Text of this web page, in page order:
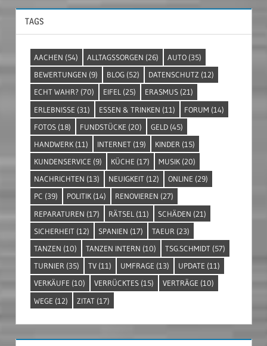
TAGS
AACHEN (54) ALLTAGSSORGEN (26) AUTO (35)
BEWERTUNGEN (9) BLOG (52) DATENSCHUTZ (12)
ECHT WAHR? (70) EIFEL (25) ERASMUS (21)
ERLEBNISSE (31) ESSEN & TRINKEN (11) FORUM (14)
FOTOS (18) FUNDSTÜCKE (20) GELD (45)
HANDWERK (11) INTERNET (19) KINDER (15)
KUNDENSERVICE (9) KÜCHE (17) MUSIK (20)
NACHRICHTEN (13) NEUIGKEIT (12) ONLINE (29)
PC (39) POLITIK (14) RENOVIEREN (27)
REPARATUREN (17) RÄTSEL (11) SCHÄDEN (21)
SICHERHEIT (12) SPANIEN (17) TAEUR (23)
TANZEN (10) TANZEN INTERN (10) TSG.SCHMIDT (57)
TURNIER (35) TV (11) UMFRAGE (13) UPDATE (11)
VERKÄUFE (10) VERRÜCKTES (15) VERTRÄGE (10)
WEGE (12) ZITAT (17)